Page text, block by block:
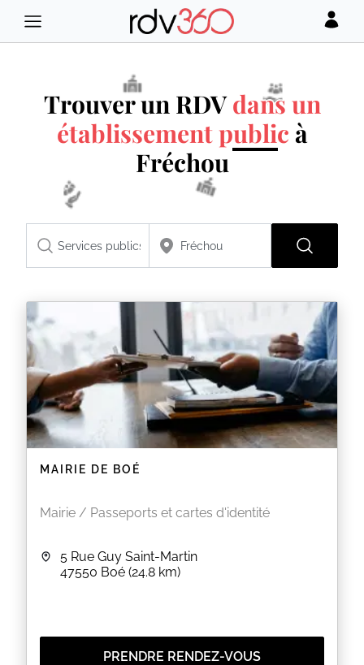
Trouver un RDVdans un
établissement public à
Fréchou
MAIRIE DE BOÉ
Mairie / Passeports et cartes d'identité
5 Rue Guy Saint-Martin
47550 Boé (24.8 km)
PRENDRE RENDEZ-VOUS